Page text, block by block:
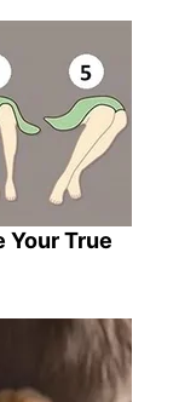
Your True